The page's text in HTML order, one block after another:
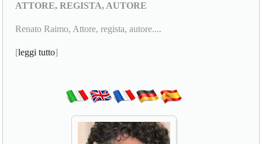
ATTORE, REGISTA, AUTORE
Renato Raimo, Attore, regista, autore....
[leggi tutto]